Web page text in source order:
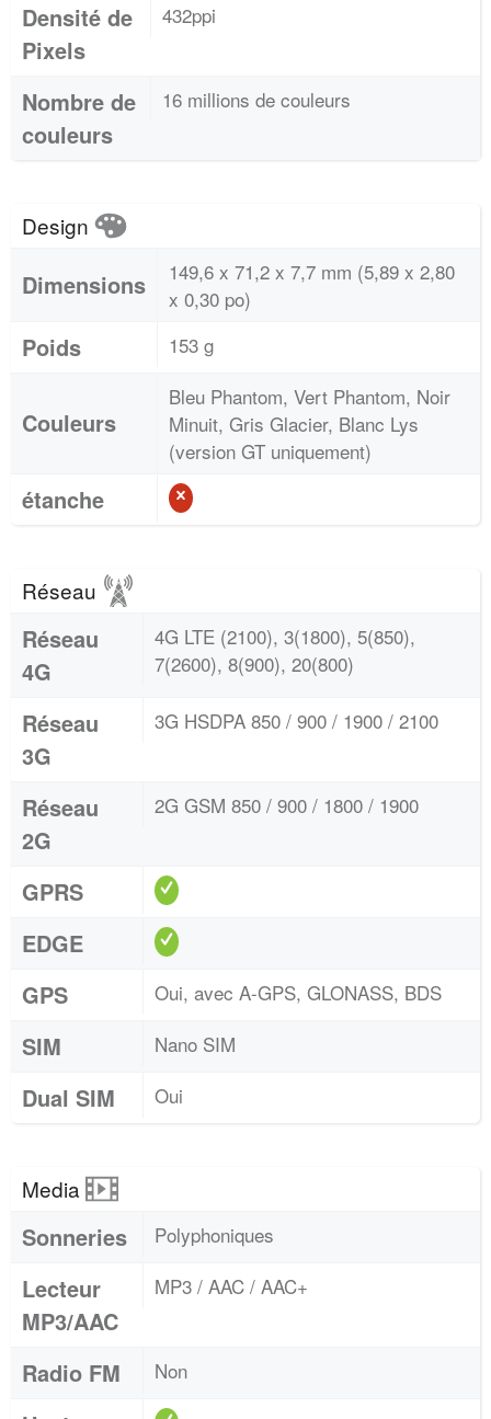
Densité de
Pixels
432ppi
Nombre de
couleurs
16 millions de couleurs
Design
Dimensions
149,6 x 71,2 x 7,7 mm (5,89 x 2,80
x 0,30 po)
Poids 153 g
Couleurs
Bleu Phantom, Vert Phantom, Noir
Minuit, Gris Glacier, Blanc Lys
(version GT uniquement)
étanche
Réseau
Réseau
4G
4G LTE (2100), 3(1800), 5(850),
7(2600), 8(900), 20(800)
Réseau
3G
3G HSDPA 850 / 900 / 1900 / 2100
Réseau
2G
2G GSM 850 / 900 / 1800 / 1900
GPRS
EDGE
GPS
Oui, avec A-GPS, GLONASS, BDS
SIM Nano SIM
Dual SIM Oui
Media
Sonneries Polyphoniques
Lecteur
MP3/AAC
MP3 / AAC / AAC+
Radio FM Non